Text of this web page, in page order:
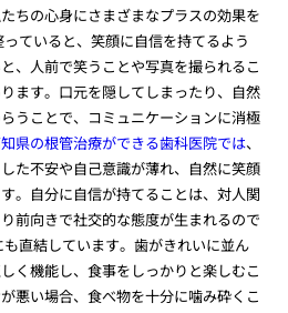
ちの心身にさまざまなプラスの効果を
ていると、笑顔に自信を持てるよう
、人前で笑うことや写真を撮られるこ
ます。口元を隠してしまったり、自然
うことで、コミュニケーションに消極
県の根管治療ができる歯科医院では、
た不安や自己意識が薄れ、自然に笑顔
。自分に自信が持てることは、対人関
前向きで社交的な態度が生まれるので
直結しています。歯がきれいに並ん
く機能し、食事をしっかりと楽しむこ
悪い場合、食べ物を十分に噛み砕くこ